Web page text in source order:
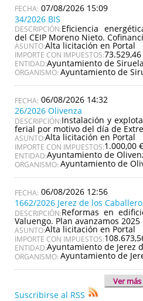
07/08/2026 15:09
34/2026 BIS
DESCRIPCIÓN:Eficiencia
del CEIP Moreno Nieto.
ASUNTO:Alta licitación en Portal
IMPORTE CON IMPUESTOS:
ENTIDAD:Ayuntamiento de Siruela
ORGANISMO: Ayuntamiento de
06/08/2026 14:32
26/2026 Olivenza
DESCRIPCIÓN:Instalación y
ferial por motivo del día de
ASUNTO:Alta licitación en Portal
IMPORTE CON IMPUESTOS:1.000,00 €
ENTIDAD:Ayuntamiento de
ORGANISMO: Ayuntamiento de
06/08/2026 12:56
1662/2026 Jerez de los
DESCRIPCIÓN:Reformas en
Valuengo. Plan avanzamos 2025
ASUNTO:Alta licitación en Portal
IMPORTE CON IMPUESTOS:
ENTIDAD:Ayuntamiento de Jerez
ORGANISMO: Ayuntamiento de
Ver más
Suscribirse al RSS